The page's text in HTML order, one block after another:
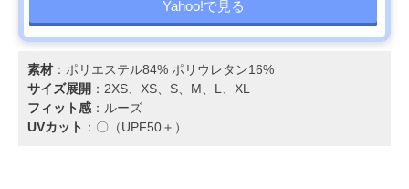
Yahoo!で見る
素材 ：ポリエステル84% ポリウレタン16%
サイズ展開 ：2XS、XS、S、M、L、XL
フィット感 ：ルーズ
UVカット ：〇（UPF50＋）